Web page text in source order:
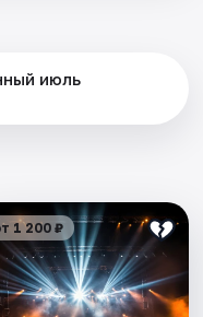
июль
1 200 ₽